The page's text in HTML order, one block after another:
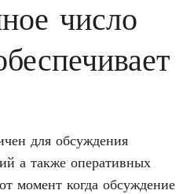
число
для обсуждения
а также оперативных
момент когда обсуждение